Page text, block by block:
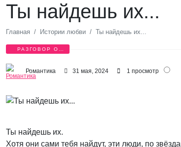
Ты найдешь их...
Главная Истории любви Ты найдешь их...
РАЗГОВОР О
Романтика 31 мая, 2024 1 просмотр
Ты найдешь их.
Хотя они сами тебя найдут, эти люди, по